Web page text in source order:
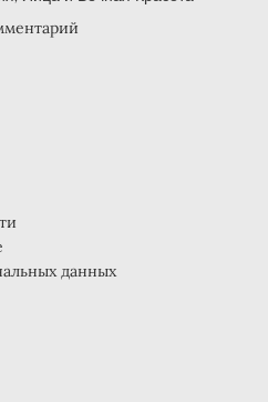
данных